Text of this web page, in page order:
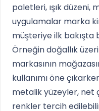
paletleri, ışık
uygulamalar marka
müşteriye ilk bakışta
Örneğin doğallık
markasının
kullanımı öne
metalik yüzeyler, net
renkler tercih